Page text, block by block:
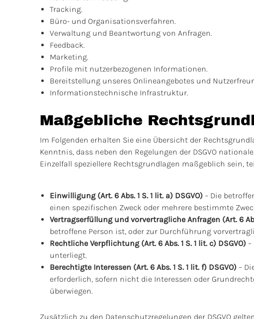
Tracking.
Büro- und Organisationsverfahren.
Verwaltung und Beantwortung von Anfragen.
Feedback.
Marketing.
Profile mit nutzerbezogenen Informationen.
Bereitstellung unseres Onlineangebotes und
Informationstechnische Infrastruktur.
Maßgebliche
Im Folgenden erhalten Sie eine Übersicht der
Kenntnis, dass neben den Regelungen der DSGVO
Einzelfall speziellere Rechtsgrundlagen maßgeblich sein,
Einwilligung (Art. 6 Abs. 1 S. 1 lit. a) DSGVO)– Die
einen spezifischen Zweck oder mehrere bestimmte
Vertragserfüllung und vorvertragliche Anfragen (Art. 6
betroffene Person ist, oder zur Durchführung
Rechtliche Verpflichtung (Art. 6 Abs. 1 S. 1 lit. c) DSGVO)–
unterliegt.
Berechtigte Interessen (Art. 6 Abs. 1 S. 1 lit. f) DSGVO)–
erforderlich, sofern nicht die Interessen oder
überwiegen.
Zusätzlich zu den Datenschutzregelungen der DSGVO